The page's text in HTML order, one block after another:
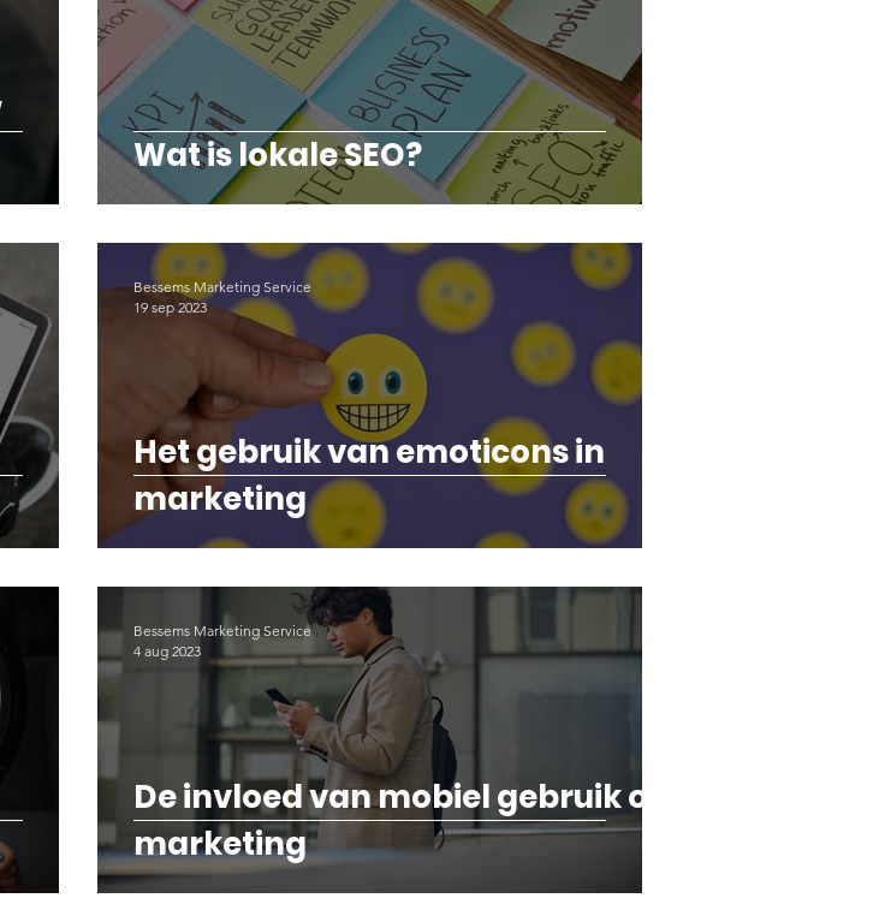
| Bessems Marketing
Wat is lokale SEO?
Het gebruik van emoticons in
marketing
Bessems Marketing Service
19 sep 2023
De invloed van mobiel gebruik op
marketing
Bessems Marketing Service
4 aug 2023